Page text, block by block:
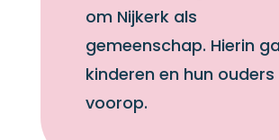
om Nijkerk als
gemeenschap. Hierin
kinderen en hun ouders
voorop.